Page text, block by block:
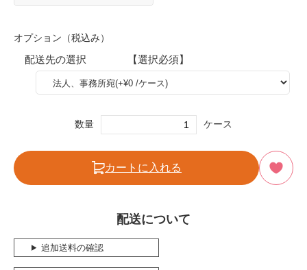
オプション（税込み）
配送先の選択 【選択必須】
数量 ケース
カートに入れる
配送について
追加送料の確認